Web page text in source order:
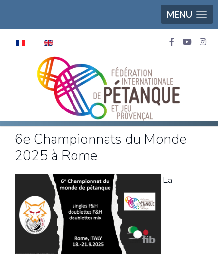
MENU
6e Championnats du Monde
2025 à Rome
La